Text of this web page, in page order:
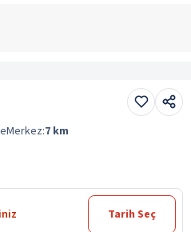
Merkez:7 km
Tarih Seç